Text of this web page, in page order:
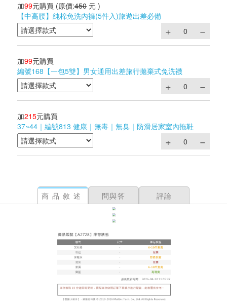
加99元購買 (原價:450 元 )
【中高腰】純棉免洗內褲(5件入)旅遊出差必備
加99元購買
編號168【一包5雙】男女通用出差旅行拋棄式免洗襪
加215元購買
37~44｜編號813 健康｜無毒｜無臭｜防滑居家室內拖鞋
商品敘述 問與答 評論